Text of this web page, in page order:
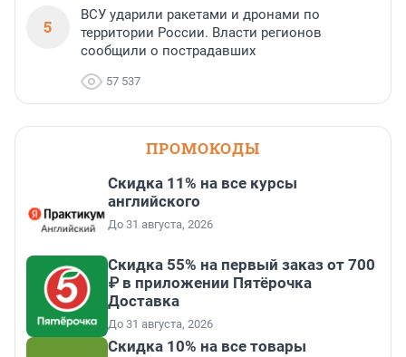
5
ВСУ ударили ракетами и дронами по
территории России. Власти регионов
сообщили о пострадавших
57 537
ПРОМОКОДЫ
Скидка 11% на все курсы
английского
До 31 августа, 2026
Скидка 55% на первый заказ от 700
₽ в приложении Пятёрочка
Доставка
До 31 августа, 2026
Скидка 10% на все товары